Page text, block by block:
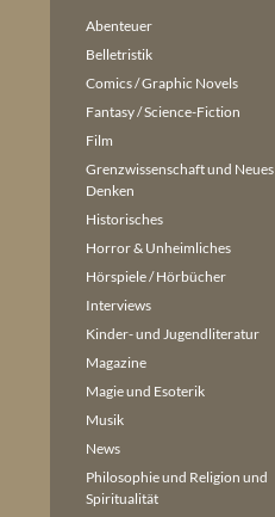
Abenteuer
Belletristik
Comics / Graphic Novels
Fantasy / Science-Fiction
Film
Grenzwissenschaft und Neues
Denken
Historisches
Horror & Unheimliches
Hörspiele / Hörbücher
Interviews
Kinder- und Jugendliteratur
Magazine
Magie und Esoterik
Musik
News
Philosophie und Religion und
Spiritualität